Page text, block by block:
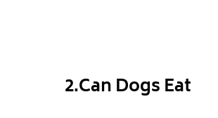
2.Can Dogs Eat